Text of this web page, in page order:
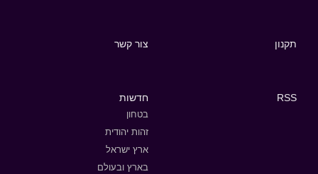
תקנון צור קשר
RSS חדשות
בטחון
זהות יהודית
ארץ ישראל
בארץ ובעולם